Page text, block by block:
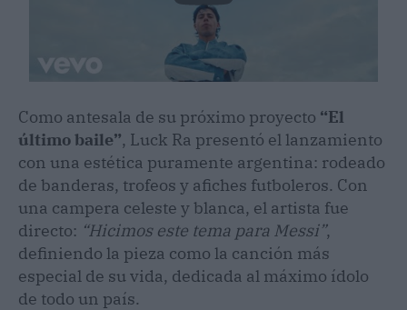
Como antesala de su próximo proyecto “El
último baile”, Luck Ra presentó el lanzamiento
con una estética puramente argentina: rodeado
de banderas, trofeos y afiches futboleros. Con
una campera celeste y blanca, el artista fue
directo: “Hicimos este tema para Messi”,
definiendo la pieza como la canción más
especial de su vida, dedicada al máximo ídolo
de todo un país.